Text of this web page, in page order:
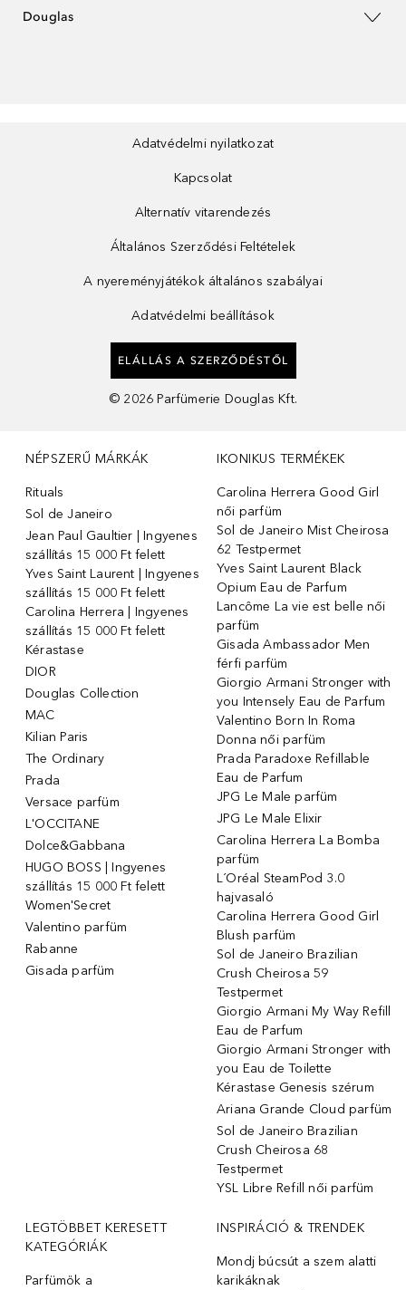
Douglas
Adatvédelmi nyilatkozat
Kapcsolat
Alternatív vitarendezés
Általános Szerződési Feltételek
A nyereményjátékok általános szabályai
Adatvédelmi beállítások
ELÁLLÁS A SZERZŐDÉSTŐL
© 2026 Parfümerie Douglas Kft.
NÉPSZERŰ MÁRKÁK
Rituals
Sol de Janeiro
Jean Paul Gaultier | Ingyenes
szállítás 15 000 Ft felett
Yves Saint Laurent | Ingyenes
szállítás 15 000 Ft felett
Carolina Herrera | Ingyenes
szállítás 15 000 Ft felett
Kérastase
DIOR
Douglas Collection
MAC
Kilian Paris
The Ordinary
Prada
Versace parfüm
L'OCCITANE
Dolce&Gabbana
HUGO BOSS | Ingyenes
szállítás 15 000 Ft felett
Women'Secret
Valentino parfüm
Rabanne
Gisada parfüm
IKONIKUS TERMÉKEK
Carolina Herrera Good Girl
női parfüm
Sol de Janeiro Mist Cheirosa
62 Testpermet
Yves Saint Laurent Black
Opium Eau de Parfum
Lancôme La vie est belle női
parfüm
Gisada Ambassador Men
férfi parfüm
Giorgio Armani Stronger with
you Intensely Eau de Parfum
Valentino Born In Roma
Donna női parfüm
Prada Paradoxe Refillable
Eau de Parfum
JPG Le Male parfüm
JPG Le Male Elixir
Carolina Herrera La Bomba
parfüm
L´Oréal SteamPod 3.0
hajvasaló
Carolina Herrera Good Girl
Blush parfüm
Sol de Janeiro Brazilian
Crush Cheirosa 59
Testpermet
Giorgio Armani My Way Refill
Eau de Parfum
Giorgio Armani Stronger with
you Eau de Toilette
Kérastase Genesis szérum
Ariana Grande Cloud parfüm
Sol de Janeiro Brazilian
Crush Cheirosa 68
Testpermet
YSL Libre Refill női parfüm
LEGTÖBBET KERESETT
KATEGÓRIÁK
Parfümök ️a
INSPIRÁCIÓ & TRENDEK
Mondj búcsút a szem alatti
karikáknak